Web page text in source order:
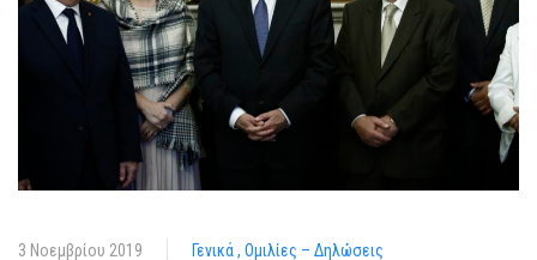
3 Νοεμβρίου 2019 Γενικά Ομιλίες – Δηλώσεις